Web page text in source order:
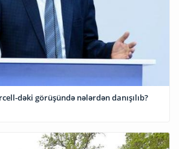
dəki görüşündə nələrdən danışılıb?